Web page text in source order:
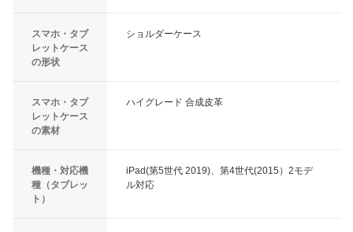
スマホ・タブ
レットケース
の形状
ショルダーケース
スマホ・タブ
レットケース
の素材
ハイグレード 合成皮革
機種・対応機
種（タブレッ
ト）
iPad(第5世代 2019)、第4世代(2015）2モデ
ル対応